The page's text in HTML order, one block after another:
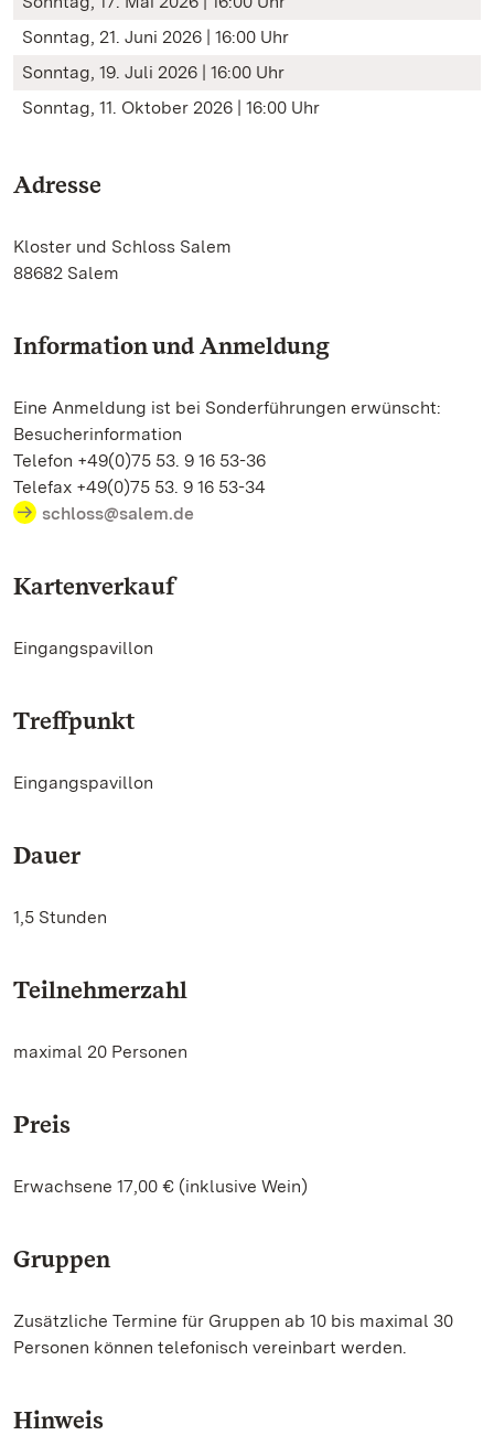
Sonntag, 21. Juni 2026 | 16:00 Uhr
Sonntag, 19. Juli 2026 | 16:00 Uhr
Sonntag, 11. Oktober 2026 | 16:00 Uhr
Adresse
Kloster und Schloss Salem
88682 Salem
Information und Anmeldung
Eine Anmeldung ist bei Sonderführungen erwünscht:
Besucherinformation
Telefon +49(0)75 53. 9 16 53-36
Telefax +49(0)75 53. 9 16 53-34
schloss@salem.de
Kartenverkauf
Eingangspavillon
Treffpunkt
Eingangspavillon
Dauer
1,5 Stunden
Teilnehmerzahl
maximal 20 Personen
Preis
Erwachsene 17,00 € (inklusive Wein)
Gruppen
Zusätzliche Termine für Gruppen ab 10 bis maximal 30
Personen können telefonisch vereinbart werden.
Hinweis